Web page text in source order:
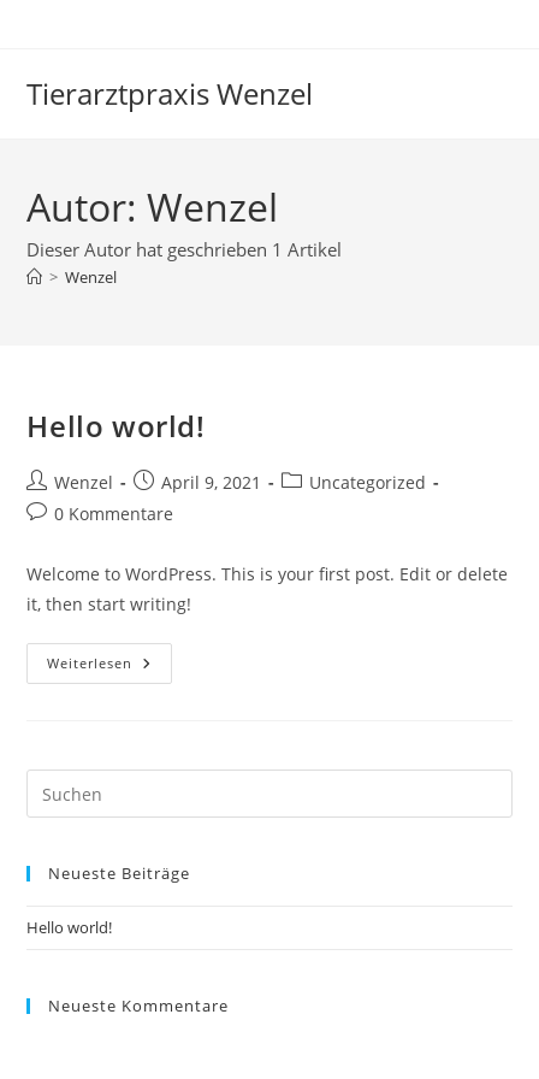
Tierarztpraxis Wenzel
Autor:Wenzel
Dieser Autor hat geschrieben 1 Artikel
> Wenzel
Hello world!
Beitrags-
Autor:
Wenzel
Beitrag
veröffentlicht:
April 9, 2021
Beitrags-
Uncategorized
Beitrags-
0 Kommentare
Welcome to WordPress. This is your first post. Edit or delete
it, then start writing!
Weiterlesen Hello
World!
Neueste Beiträge
Hello world!
Neueste Kommentare